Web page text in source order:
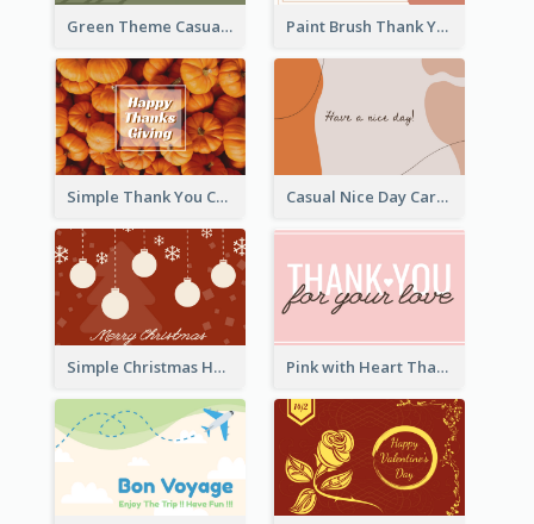
Green Theme Casual Just Because Card Paint Brush Thank You Card
Simple Thank You Card Casual Nice Day Card Template
Simple Christmas Holiday Greeting Card Pink with Heart Thank You Card